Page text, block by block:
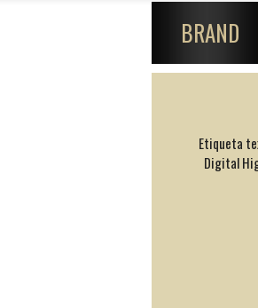
BRAND
Etiqueta
Digital